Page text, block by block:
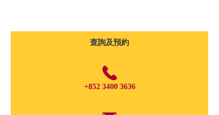
查詢及預約
+852 3400 3636